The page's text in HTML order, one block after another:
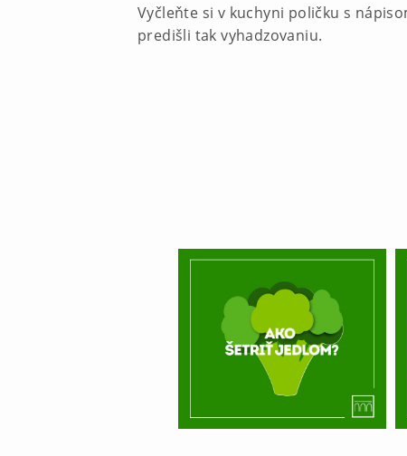
Vyčleňte si v kuchyni poličku s
predišli tak vyhadzovaniu.